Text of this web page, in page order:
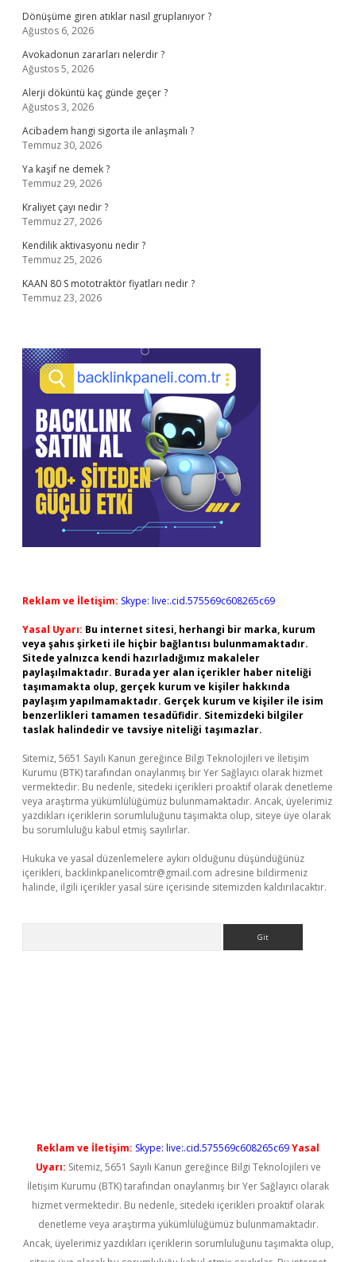
Dönüşüme giren atıklar nasıl gruplanıyor ?
Ağustos 6, 2026
Avokadonun zararları nelerdir ?
Ağustos 5, 2026
Alerji döküntü kaç günde geçer ?
Ağustos 3, 2026
Acibadem hangi sigorta ile anlaşmalı ?
Temmuz 30, 2026
Ya kaşif ne demek ?
Temmuz 29, 2026
Kraliyet çayı nedir ?
Temmuz 27, 2026
Kendilik aktivasyonu nedir ?
Temmuz 25, 2026
KAAN 80 S mototraktör fiyatları nedir ?
Temmuz 23, 2026
Reklam ve İletişim: Skype: live:.cid.575569c608265c69
Yasal Uyarı: Bu internet sitesi, herhangi bir marka, kurum
veya şahıs şirketi ile hiçbir bağlantısı bulunmamaktadır.
Sitede yalnızca kendi hazırladığımız makaleler
paylaşılmaktadır. Burada yer alan içerikler haber niteliği
taşımamakta olup, gerçek kurum ve kişiler hakkında
paylaşım yapılmamaktadır. Gerçek kurum ve kişiler ile isim
benzerlikleri tamamen tesadüfidir. Sitemizdeki bilgiler
taslak halindedir ve tavsiye niteliği taşımazlar.
Sitemiz, 5651 Sayılı Kanun gereğince Bilgi Teknolojileri ve İletişim
Kurumu (BTK) tarafından onaylanmış bir Yer Sağlayıcı olarak hizmet
vermektedir. Bu nedenle, sitedeki içerikleri proaktif olarak denetleme
veya araştırma yükümlülüğümüz bulunmamaktadır. Ancak, üyelerimiz
yazdıkları içeriklerin sorumluluğunu taşımakta olup, siteye üye olarak
bu sorumluluğu kabul etmiş sayılırlar.
Hukuka ve yasal düzenlemelere aykırı olduğunu düşündüğünüz
içerikleri, backlinkpanelicomtr@gmail.com adresine bildirmeniz
halinde, ilgili içerikler yasal süre içerisinde sitemizden kaldırılacaktır.
Reklam ve İletişim: Skype: live:.cid.575569c608265c69Yasal
Uyarı: Sitemiz, 5651 Sayılı Kanun gereğince Bilgi Teknolojileri ve
İletişim Kurumu (BTK) tarafından onaylanmış bir Yer Sağlayıcı olarak
hizmet vermektedir. Bu nedenle, sitedeki içerikleri proaktif olarak
denetleme veya araştırma yükümlülüğümüz bulunmamaktadır.
Ancak, üyelerimiz yazdıkları içeriklerin sorumluluğunu taşımakta olup,